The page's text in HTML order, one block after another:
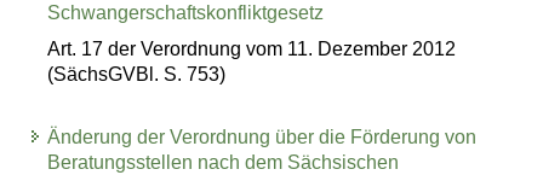
Schwangerschaftskonfliktgesetz
Art. 17 der Verordnung vom 11. Dezember 2012
(SächsGVBl. S. 753)
Änderung der Verordnung über die Förderung von
Beratungsstellen nach dem Sächsischen